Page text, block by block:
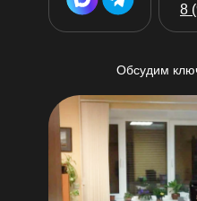
Обсудим
8